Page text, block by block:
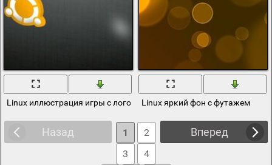
Linux иллюстрация игры с логотипомLinux яркий фон с футажем
Назад Вперед
1
2
3
4